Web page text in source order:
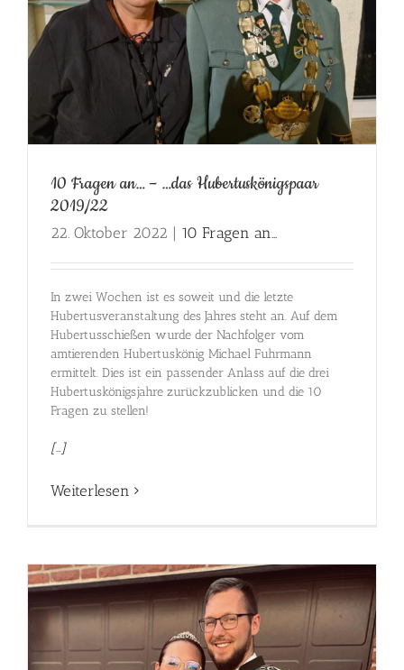
10 Fragen an… – …das Hubertuskönigspaar
2019/22
22. Oktober 2022 | 10 Fragen an...
In zwei Wochen ist es soweit und die letzte
Hubertusveranstaltung des Jahres steht an. Auf dem
Hubertusschießen wurde der Nachfolger vom
amtierenden Hubertuskönig Michael Fuhrmann
ermittelt. Dies ist ein passender Anlass auf die drei
Hubertuskönigsjahre zurückzublicken und die 10
Fragen zu stellen!
[…]
Weiterlesen